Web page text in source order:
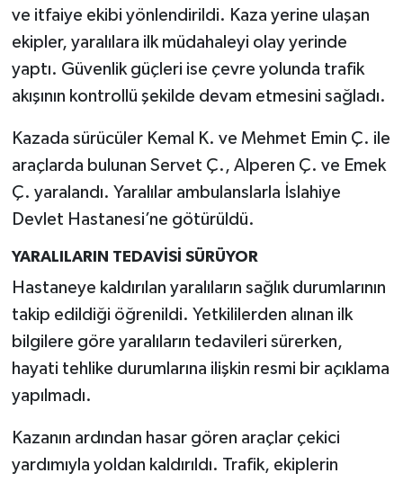
ve itfaiye ekibi yönlendirildi. Kaza yerine ulaşan
ekipler, yaralılara ilk müdahaleyi olay yerinde
yaptı. Güvenlik güçleri ise çevre yolunda trafik
akışının kontrollü şekilde devam etmesini sağladı.
Kazada sürücüler Kemal K. ve Mehmet Emin Ç. ile
araçlarda bulunan Servet Ç., Alperen Ç. ve Emek
Ç. yaralandı. Yaralılar ambulanslarla İslahiye
Devlet Hastanesi’ne götürüldü.
YARALILARIN TEDAVİSİ SÜRÜYOR
Hastaneye kaldırılan yaralıların sağlık durumlarının
takip edildiği öğrenildi. Yetkililerden alınan ilk
bilgilere göre yaralıların tedavileri sürerken,
hayati tehlike durumlarına ilişkin resmi bir açıklama
yapılmadı.
Kazanın ardından hasar gören araçlar çekici
yardımıyla yoldan kaldırıldı. Trafik, ekiplerin